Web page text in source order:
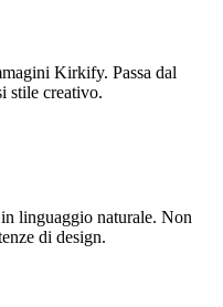
Kirkify. Passa dal
stile creativo.
linguaggio naturale. Non
di design.